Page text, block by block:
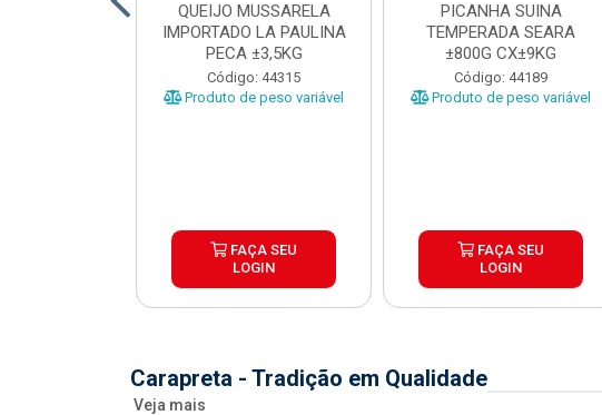
QUEIJO MUSSARELA
IMPORTADO LA PAULINA
PECA ±3,5KG
Código: 44315
Produto de peso variável
FAÇA SEU
LOGIN
PICANHA SUINA
TEMPERADA SEARA
±800G CX±9KG
Código: 44189
Produto de peso variável
FAÇA SEU
LOGIN
Carapreta - Tradição em Qualidade
Veja mais